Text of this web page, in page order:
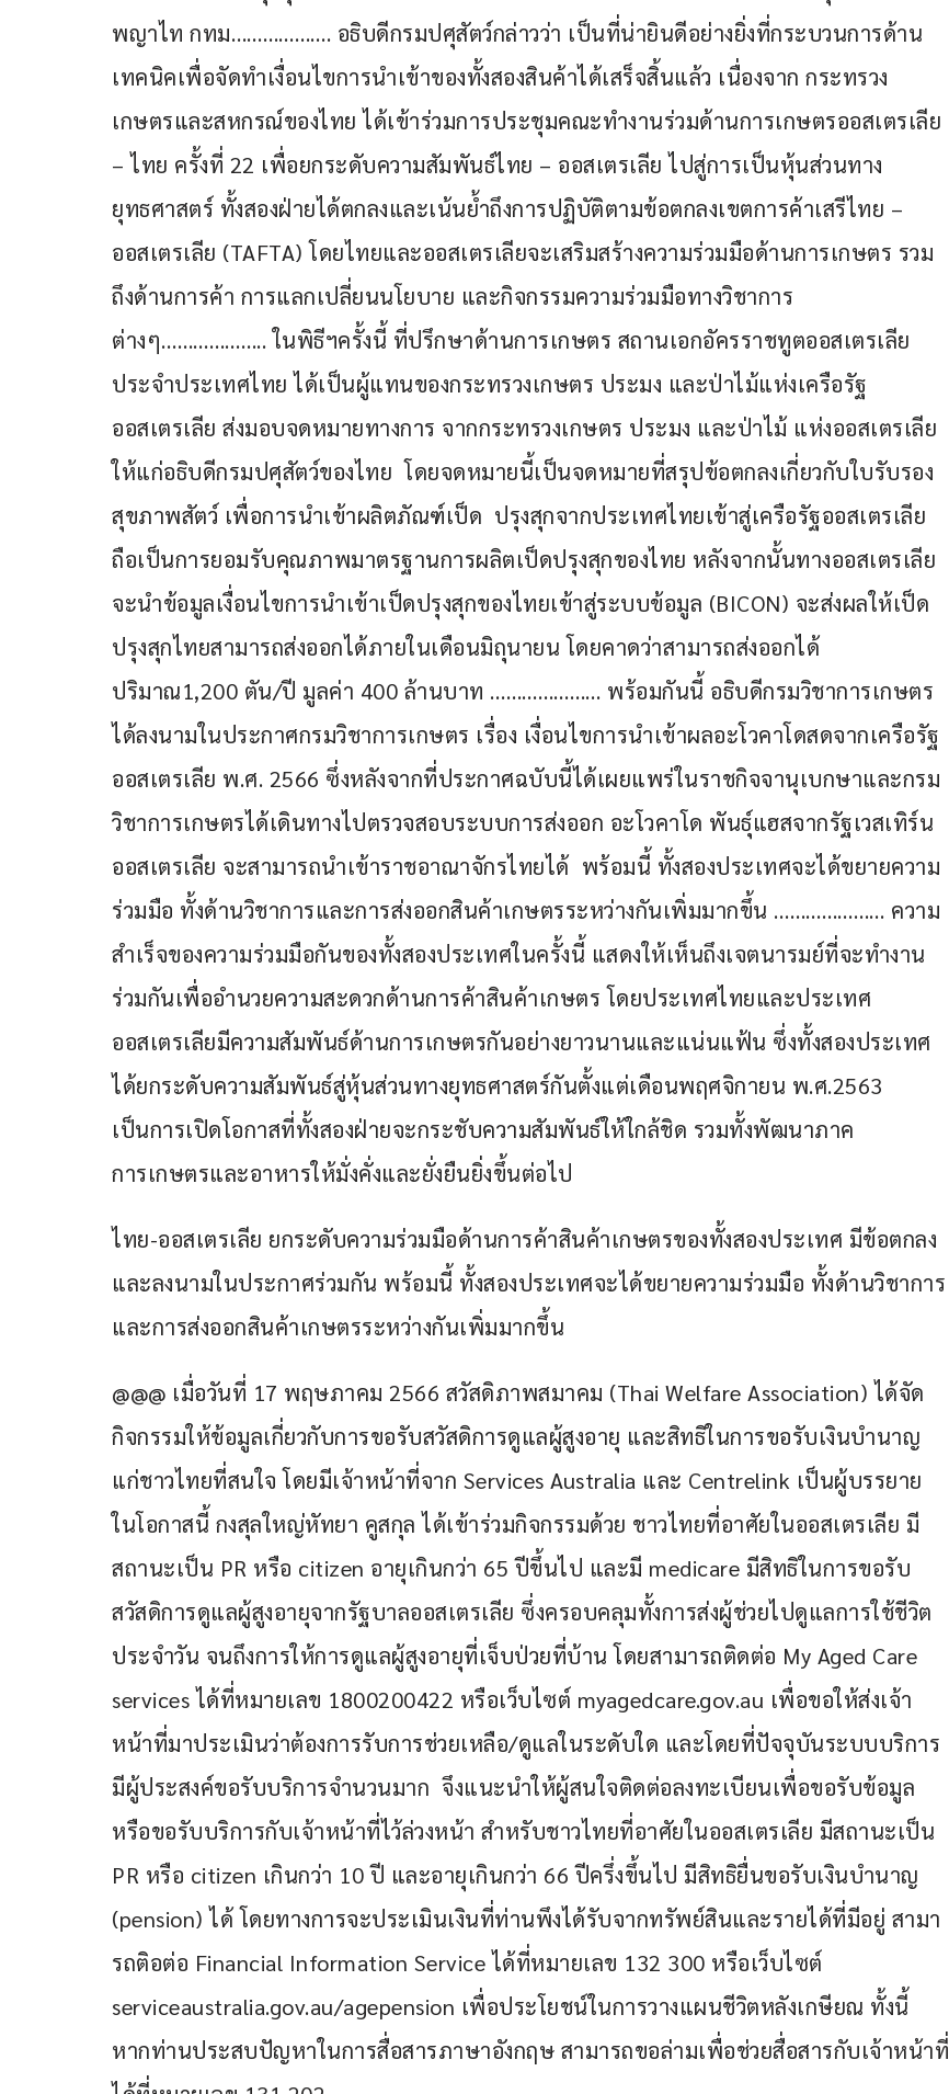
พญาไท กทม………………. อธิบดีกรมปศุสัตว์กล่าวว่า เป็นที่น่ายินดีอย่างยิ่งที่กระบวนการด้าน
เทคนิคเพื่อจัดทำเงื่อนไขการนำเข้าของทั้งสองสินค้าได้เสร็จสิ้นแล้ว เนื่องจาก กระทรวง
เกษตรและสหกรณ์ของไทย ได้เข้าร่วมการประชุมคณะทำงานร่วมด้านการเกษตรออสเตรเลีย
– ไทย ครั้งที่ 22 เพื่อยกระดับความสัมพันธ์ไทย – ออสเตรเลีย ไปสู่การเป็นหุ้นส่วนทาง
ยุทธศาสตร์ ทั้งสองฝ่ายได้ตกลงและเน้นย้ำถึงการปฏิบัติตามข้อตกลงเขตการค้าเสรีไทย –
ออสเตรเลีย (TAFTA) โดยไทยและออสเตรเลียจะเสริมสร้างความร่วมมือด้านการเกษตร รวม
ถึงด้านการค้า การแลกเปลี่ยนนโยบาย และกิจกรรมความร่วมมือทางวิชาการ
ต่างๆ……………….. ในพิธีฯครั้งนี้ ที่ปรึกษาด้านการเกษตร สถานเอกอัครราชทูตออสเตรเลีย
ประจำประเทศไทย ได้เป็นผู้แทนของกระทรวงเกษตร ประมง และป่าไม้แห่งเครือรัฐ
ออสเตรเลีย ส่งมอบจดหมายทางการ จากกระทรวงเกษตร ประมง และป่าไม้ แห่งออสเตรเลีย
ให้แก่อธิบดีกรมปศุสัตว์ของไทย  โดยจดหมายนี้เป็นจดหมายที่สรุปข้อตกลงเกี่ยวกับใบรับรอง
สุขภาพสัตว์ เพื่อการนำเข้าผลิตภัณฑ์เป็ด  ปรุงสุกจากประเทศไทยเข้าสู่เครือรัฐออสเตรเลีย
ถือเป็นการยอมรับคุณภาพมาตรฐานการผลิตเป็ดปรุงสุกของไทย หลังจากนั้นทางออสเตรเลีย
จะนำข้อมูลเงื่อนไขการนำเข้าเป็ดปรุงสุกของไทยเข้าสู่ระบบข้อมูล (BICON) จะส่งผลให้เป็ด
ปรุงสุกไทยสามารถส่งออกได้ภายในเดือนมิถุนายน โดยคาดว่าสามารถส่งออกได้
ปริมาณ1,200 ตัน/ปี มูลค่า 400 ล้านบาท ………………… พร้อมกันนี้ อธิบดีกรมวิชาการเกษตร
ได้ลงนามในประกาศกรมวิชาการเกษตร เรื่อง เงื่อนไขการนำเข้าผลอะโวคาโดสดจากเครือรัฐ
ออสเตรเลีย พ.ศ. 2566 ซึ่งหลังจากที่ประกาศฉบับนี้ได้เผยแพร่ในราชกิจจานุเบกษาและกรม
วิชาการเกษตรได้เดินทางไปตรวจสอบระบบการส่งออก อะโวคาโด พันธุ์แฮสจากรัฐเวสเทิร์น
ออสเตรเลีย จะสามารถนำเข้าราชอาณาจักรไทยได้  พร้อมนี้ ทั้งสองประเทศจะได้ขยายความ
ร่วมมือ ทั้งด้านวิชาการและการส่งออกสินค้าเกษตรระหว่างกันเพิ่มมากขึ้น ………………… ความ
สำเร็จของความร่วมมือกันของทั้งสองประเทศในครั้งนี้ แสดงให้เห็นถึงเจตนารมย์ที่จะทำงาน
ร่วมกันเพื่ออำนวยความสะดวกด้านการค้าสินค้าเกษตร โดยประเทศไทยและประเทศ
ออสเตรเลียมีความสัมพันธ์ด้านการเกษตรกันอย่างยาวนานและแน่นแฟ้น ซึ่งทั้งสองประเทศ
ได้ยกระดับความสัมพันธ์สู่หุ้นส่วนทางยุทธศาสตร์กันตั้งแต่เดือนพฤศจิกายน พ.ศ.2563
เป็นการเปิดโอกาสที่ทั้งสองฝ่ายจะกระชับความสัมพันธ์ให้ใกล้ชิด รวมทั้งพัฒนาภาค
การเกษตรและอาหารให้มั่งคั่งและยั่งยืนยิ่งขึ้นต่อไป
ไทย-ออสเตรเลีย ยกระดับความร่วมมือด้านการค้าสินค้าเกษตรของทั้งสองประเทศ มีข้อตกลง
และลงนามในประกาศร่วมกัน พร้อมนี้ ทั้งสองประเทศจะได้ขยายความร่วมมือ ทั้งด้านวิชาการ
และการส่งออกสินค้าเกษตรระหว่างกันเพิ่มมากขึ้น
@@@ เมื่อวันที่ 17 พฤษภาคม 2566 สวัสดิภาพสมาคม (Thai Welfare Association) ได้จัด
กิจกรรมให้ข้อมูลเกี่ยวกับการขอรับสวัสดิการดูแลผู้สูงอายุ และสิทธิในการขอรับเงินบำนาญ
แก่ชาวไทยที่สนใจ โดยมีเจ้าหน้าที่จาก Services Australia และ Centrelink เป็นผู้บรรยาย
ในโอกาสนี้ กงสุลใหญ่หัทยา คูสกุล ได้เข้าร่วมกิจกรรมด้วย ชาวไทยที่อาศัยในออสเตรเลีย มี
สถานะเป็น PR หรือ citizen อายุเกินกว่า 65 ปีขึ้นไป และมี medicare มีสิทธิในการขอรับ
สวัสดิการดูแลผู้สูงอายุจากรัฐบาลออสเตรเลีย ซึ่งครอบคลุมทั้งการส่งผู้ช่วยไปดูแลการใช้ชีวิต
ประจำวัน จนถึงการให้การดูแลผู้สูงอายุที่เจ็บป่วยที่บ้าน โดยสามารถติดต่อ My Aged Care
services ได้ที่หมายเลข 1800200422 หรือเว็บไซต์ myagedcare.gov.au เพื่อขอให้ส่งเจ้า
หน้าที่มาประเมินว่าต้องการรับการช่วยเหลือ/ดูแลในระดับใด และโดยที่ปัจจุบันระบบบริการ
มีผู้ประสงค์ขอรับบริการจำนวนมาก  จึงแนะนำให้ผู้สนใจติดต่อลงทะเบียนเพื่อขอรับข้อมูล
หรือขอรับบริการกับเจ้าหน้าที่ไว้ล่วงหน้า สำหรับชาวไทยที่อาศัยในออสเตรเลีย มีสถานะเป็น
PR หรือ citizen เกินกว่า 10 ปี และอายุเกินกว่า 66 ปีครึ่งขึ้นไป มีสิทธิยื่นขอรับเงินบำนาญ
(pension) ได้ โดยทางการจะประเมินเงินที่ท่านพึงได้รับจากทรัพย์สินและรายได้ที่มีอยู่ สามา
รถติอต่อ Financial Information Service ได้ที่หมายเลข 132 300 หรือเว็บไซต์
serviceaustralia.gov.au/agepension เพื่อประโยชน์ในการวางแผนชีวิตหลังเกษียณ ทั้งนี้
หากท่านประสบปัญหาในการสื่อสารภาษาอังกฤษ สามารถขอล่ามเพื่อช่วยสื่อสารกับเจ้าหน้าที่